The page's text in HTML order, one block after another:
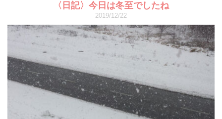
〈日記〉今日は冬至でしたね
2019/12/22